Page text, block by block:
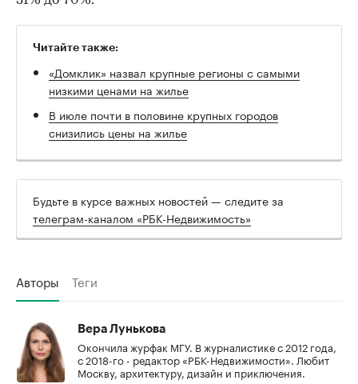
Читайте также:
«Домклик» назвал крупные регионы с самыми
низкими ценами на жилье
В июле почти в половине крупных городов
снизились цены на жилье
Будьте в курсе важных новостей — следите за
телеграм-каналом «РБК-Недвижимость»
Авторы Теги
Вера Лунькова
Окончила журфак МГУ. В журналистике с 2012 года,
с 2018-го - редактор «РБК-Недвижимости». Любит
Москву, архитектуру, дизайн и приключения.